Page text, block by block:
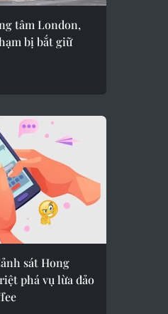
tâm London,
bị bắt giữ
sát Hong
phá vụ lừa đảo